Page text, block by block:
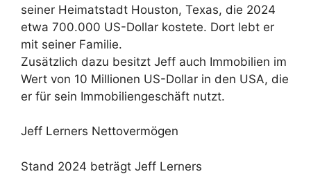
seiner Heimatstadt Houston, Texas, die 2024
etwa 700.000 US-Dollar kostete. Dort lebt er
mit seiner Familie.
Zusätzlich dazu besitzt Jeff auch Immobilien im
Wert von 10 Millionen US-Dollar in den USA, die
er für sein Immobiliengeschäft nutzt.
Jeff Lerners Nettovermögen
Stand 2024 beträgt Jeff Lerners